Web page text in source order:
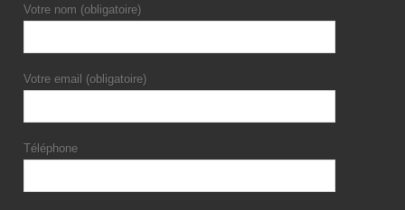
Votre nom (obligatoire)
Votre email (obligatoire)
Téléphone